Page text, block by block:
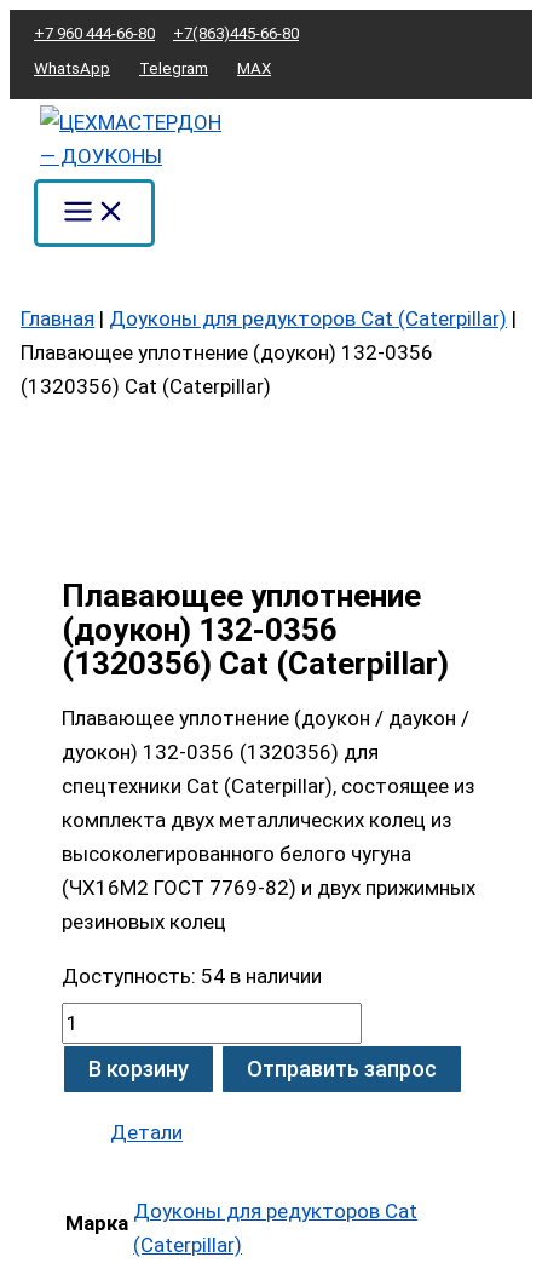
Перейти
содержимому
+7 960 444-66-80
+7(863)445-66-80
WhatsApp
Telegram MAX
Главная | Доуконы для редукторов Cat (Caterpillar) |
Плавающее уплотнение (доукон) 132-0356
(1320356) Cat (Caterpillar)
Плавающее уплотнение
(доукон) 132-0356
(1320356) Cat (Caterpillar)
Плавающее уплотнение (доукон / даукон /
дуокон) 132-0356 (1320356) для
спецтехники Cat (Caterpillar), состоящее из
комплекта двух металлических колец из
высоколегированного белого чугуна
(ЧХ16М2 ГОСТ 7769-82) и двух прижимных
резиновых колец
Доступность: 54 в наличии
Количество
Плавающее
уплотнение
(доукон)
132-
0356
(1320356)
(Caterpillar)
В корзину Отправить запрос
Детали
Марка Доуконы для редукторов Cat
(Caterpillar)